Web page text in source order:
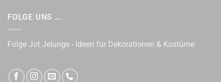
FOLGE UNS …
Folge Jot Jelunge - Ideen für Dekorationen & Kostüme